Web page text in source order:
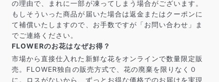
の理由で、まれに一部が凍ってしまう場合がございます。
もしそういった商品が届いた場合は返金またはクーポンに
て補償いたしますので、お手数ですが「お問い合わせ」ま
でご連絡ください。
FLOWERのお花はなぜお得？
市場から直接仕入れた新鮮な花をオンラインで数量限定販
売。FLOWER独自の販売方式で、花の廃棄を限りなく０
に。ロスがないから、ずっとお得な価格でのお届けを実現